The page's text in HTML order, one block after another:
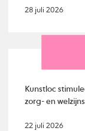
28 juli 2026
Kunstloc
zorg- en
22 juli 2026